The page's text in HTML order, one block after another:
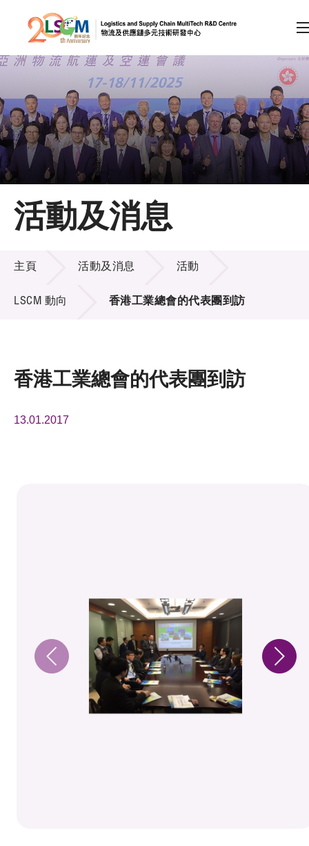
跳到內容（按回車鍵）
會員登入
A A EN 繁 简
主頁
關於LSCM
技術商品化
項目及資助計劃
活動及消息
活動及消息
活動及消息
主頁 活動及消息 活動
LSCM 動向 香港工業總會的代表團到訪
香港工業總會的代表團到訪
13.01.2017